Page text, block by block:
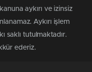
aykırı ve izinsiz
Aykırı işlem
saklı tutulmaktadır.
ederiz.